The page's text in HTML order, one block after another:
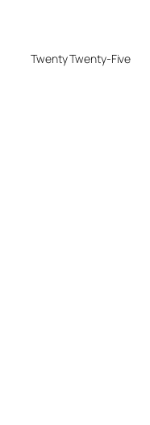
Twenty Twenty-Five